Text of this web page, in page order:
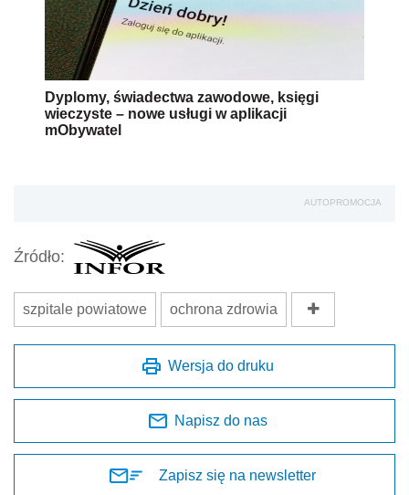
Dyplomy, świadectwa zawodowe, księgi
wieczyste – nowe usługi w aplikacji
mObywatel
AUTOPROMOCJA
Źródło:
szpitale powiatowe ochrona zdrowia
Wersja do druku
Napisz do nas
Zapisz się na newsletter